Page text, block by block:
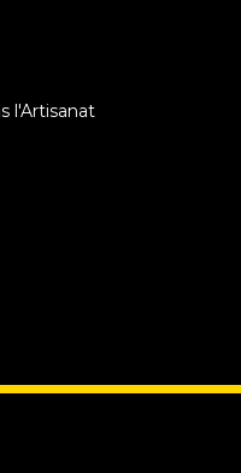
l'Artisanat